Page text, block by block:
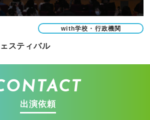
with学校・行政機関
スティバル
出演依頼